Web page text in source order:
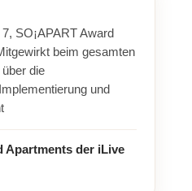
SO¡APART Award
beim gesamten
die
und
Apartments der iLive